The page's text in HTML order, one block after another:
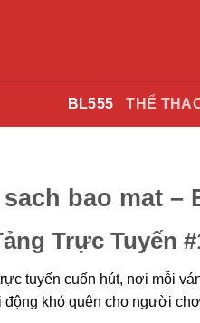
BL555 THỂ
bao mat –
Trực Tuyến
tuyến cuốn hút, nơi mỗi
động khó quên cho người